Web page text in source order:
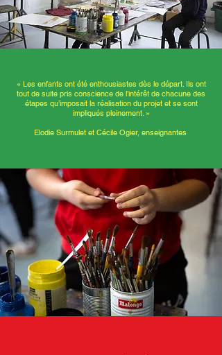
« Les enfants ont été enthousiastes dès le départ. Ils ont
tout de suite pris conscience de l’intérêt de chacune des
étapes qu’imposait la réalisation du projet et se sont
impliqués pleinement. »
Elodie Surmulet et Cécile Ogier, enseignantes